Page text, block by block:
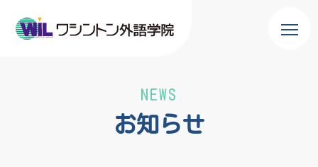
お知らせ
NEWS